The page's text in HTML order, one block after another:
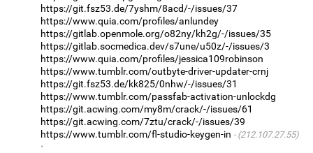
https://git.fsz53.de/7yshm/8acd/-/issues/37
https://www.quia.com/profiles/anlundey
https://gitlab.openmole.org/o82ny/kh2g/-/issues/35
https://gitlab.socmedica.dev/s7une/u50z/-/issues/3
https://www.quia.com/profiles/jessica109robinson
https://www.tumblr.com/outbyte-driver-updater-crnj
https://git.fsz53.de/kk825/0nhw/-/issues/31
https://www.tumblr.com/passfab-activation-unlockdg
https://git.acwing.com/my8m/crack/-/issues/61
https://git.acwing.com/7ztu/crack/-/issues/39
https://www.tumblr.com/fl-studio-keygen-in
(212.107.27.55)
·